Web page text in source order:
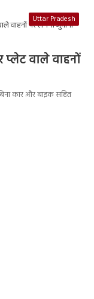
Uttar Pradesh
प्लेट वाले वाहनों
कार और बाइक सहित